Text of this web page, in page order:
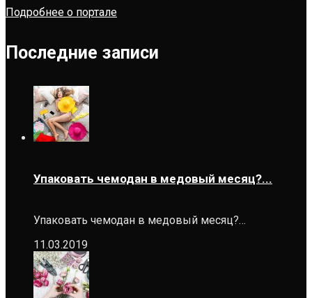
Подробнее о портале
Последние записи
Упаковать чемодан в медовый месяц?...
Упаковать чемодан в медовый месяц?…
11.03.2019